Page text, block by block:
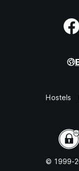
Hostels
© 1999-